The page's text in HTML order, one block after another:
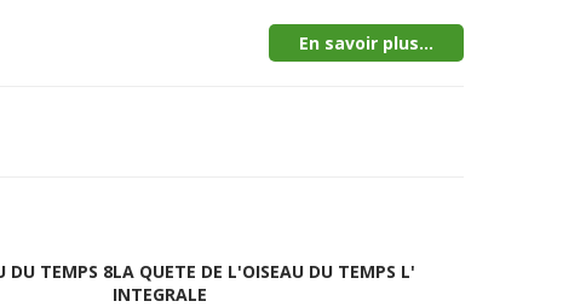
En savoir plus...
DU TEMPS 8LA QUETE DE L'OISEAU DU TEMPS L'
INTEGRALE